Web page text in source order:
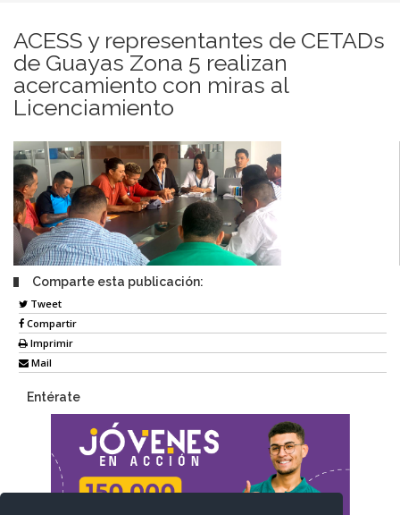
ACESS y representantes de CETADs
de Guayas Zona 5 realizan
acercamiento con miras al
Licenciamiento
Comparte esta publicación:
Tweet
Compartir
Imprimir
Mail
Entérate